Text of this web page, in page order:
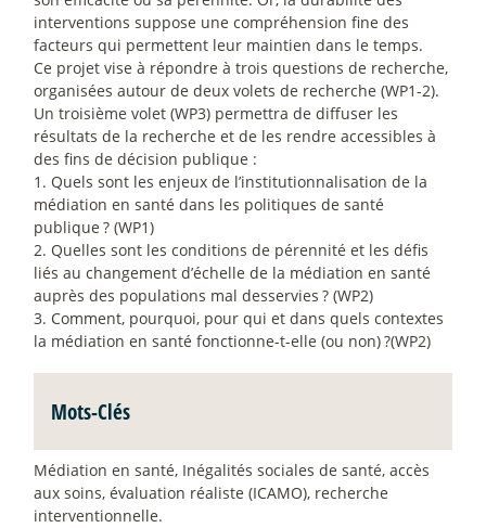
interventions suppose une compréhension fine des
facteurs qui permettent leur maintien dans le temps.
Ce projet vise à répondre à trois questions de recherche,
organisées autour de deux volets de recherche (WP1-2).
Un troisième volet (WP3) permettra de diffuser les
résultats de la recherche et de les rendre accessibles à
des fins de décision publique :
1. Quels sont les enjeux de l’institutionnalisation de la
médiation en santé dans les politiques de santé
publique ? (WP1)
2. Quelles sont les conditions de pérennité et les défis
liés au changement d’échelle de la médiation en santé
auprès des populations mal desservies ? (WP2)
3. Comment, pourquoi, pour qui et dans quels contextes
la médiation en santé fonctionne-t-elle (ou non)?(WP2)
Mots-Clés
Médiation en santé, Inégalités sociales de santé, accès
aux soins, évaluation réaliste (ICAMO), recherche
interventionnelle.